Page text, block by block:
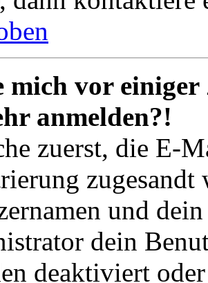
mich vor
anmelden?!
zuerst, die E-
und
dein
deaktiviert